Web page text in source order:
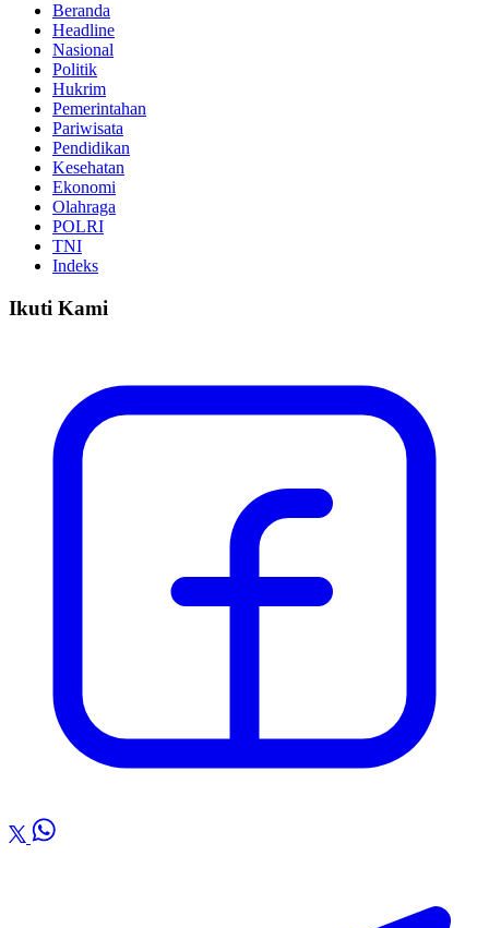
Beranda
Headline
Nasional
Politik
Hukrim
Pemerintahan
Pariwisata
Pendidikan
Kesehatan
Ekonomi
Olahraga
POLRI
TNI
Indeks
Ikuti Kami